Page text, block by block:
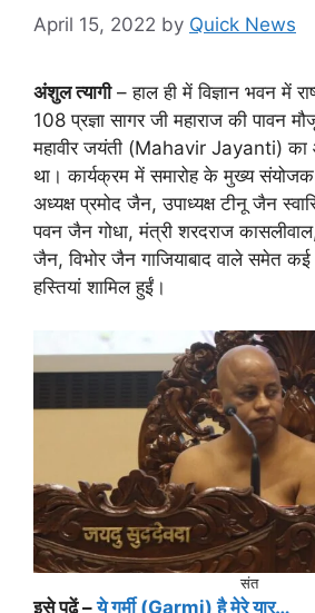
April 15, 2022 by Quick News
अंशुल त्यागी– हाल ही में विज्ञान भवन में
108 प्रज्ञा सागर जी महाराज की पावन
महावीर जयंती (Mahavir Jayanti) का
था। कार्यक्रम में समारोह के मुख्य
अध्यक्ष प्रमोद जैन, उपाध्यक्ष टीनू जैन
पवन जैन गोधा, मंत्री शरदराज
जैन, विभोर जैन गाजियाबाद वाले समेत कई
हस्तियां शामिल हुईं।
संत
इसे पढ़ें –ये गर्मी (Garmi) है मेरे यार…